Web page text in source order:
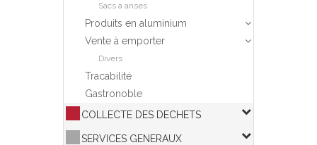
Sacs à anses
Produits en aluminium
Vente à emporter
Divers
Tracabilité
Gastronoble
COLLECTE DES DECHETS
SERVICES GENERAUX